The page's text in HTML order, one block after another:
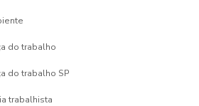
do trabalho
do trabalho SP
trabalhista